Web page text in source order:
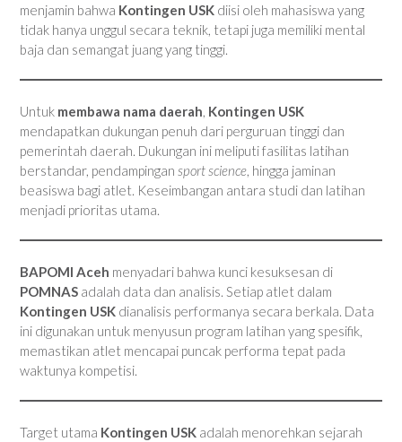
menjamin bahwa Kontingen USK diisi oleh mahasiswa yang
tidak hanya unggul secara teknik, tetapi juga memiliki mental
baja dan semangat juang yang tinggi.
Untuk membawa nama daerah Kontingen USK
mendapatkan dukungan penuh dari perguruan tinggi dan
pemerintah daerah. Dukungan ini meliputi fasilitas latihan
berstandar, pendampingan sport science , hingga jaminan
beasiswa bagi atlet. Keseimbangan antara studi dan latihan
menjadi prioritas utama.
BAPOMI Aceh menyadari bahwa kunci kesuksesan di
POMNAS adalah data dan analisis. Setiap atlet dalam
Kontingen USK dianalisis performanya secara berkala. Data
ini digunakan untuk menyusun program latihan yang spesifik,
memastikan atlet mencapai puncak performa tepat pada
waktunya kompetisi.
Target utama Kontingen USK adalah menorehkan sejarah